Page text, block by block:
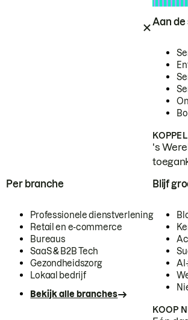
Aan de
's
Per branche
Professionele dienstverlening
Retail en e-commerce
Bureaus
SaaS & B2B Tech
Gezondheidszorg
Lokaal bedrijf
Bekijk alle branches
Blijf
KOOP